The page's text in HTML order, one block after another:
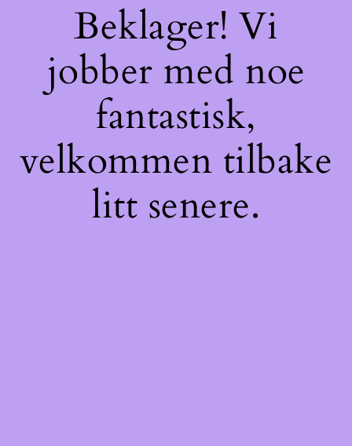
Beklager! Vi
jobber med noe
fantastisk,
velkommen tilbake
litt senere.